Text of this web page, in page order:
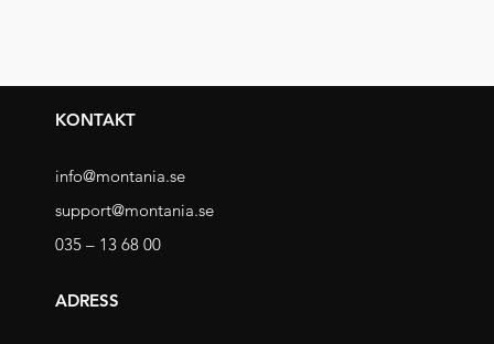
KONTAKT
info@montania.se
support@montania.se
035 – 13 68 00
ADRESS